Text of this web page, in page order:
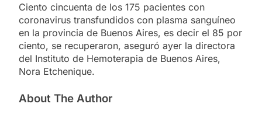
Ciento cincuenta de los 175 pacientes con
coronavirus transfundidos con plasma sanguíneo
en la provincia de Buenos Aires, es decir el 85 por
ciento, se recuperaron, aseguró ayer la directora
del Instituto de Hemoterapia de Buenos Aires,
Nora Etchenique.
About The Author